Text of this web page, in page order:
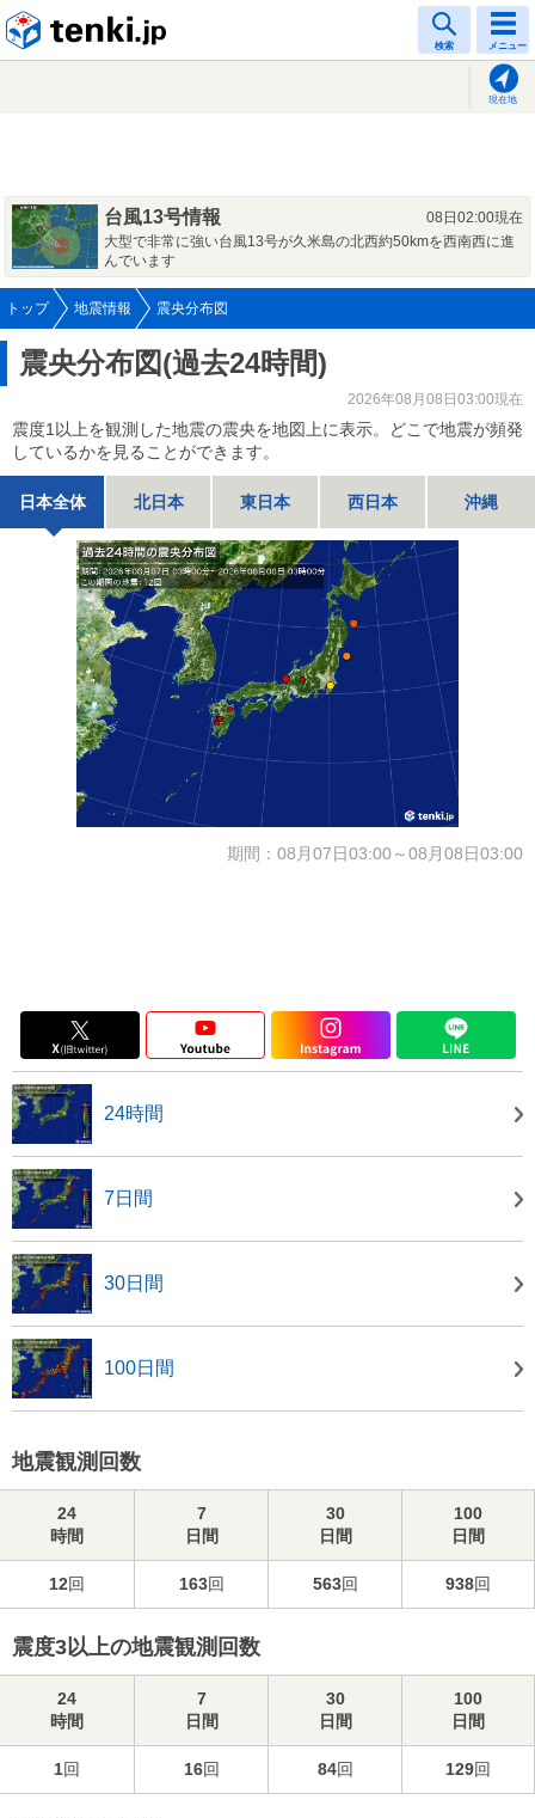
検索 メニュー
現在地
台風13号情報
08日02:00現在
大型で非常に強い台風13号が久米島の北西約50kmを西南西に進
んでいます
トップ 地震情報 震央分布図
震央分布図(過去24時間)
2026年08月08日03:00現在
震度1以上を観測した地震の震央を地図上に表示。どこで地震が頻発
しているかを見ることができます。
日本全体 北日本 東日本 西日本 沖縄
期間：08月07日03:00～08月08日03:00
24時間
7日間
30日間
100日間
地震観測回数
24
時間
7
日間
30
日間
100
日間
12回 163回 563回 938回
震度3以上の地震観測回数
24
時間
7
日間
30
日間
100
日間
1回 16回 84回 129回